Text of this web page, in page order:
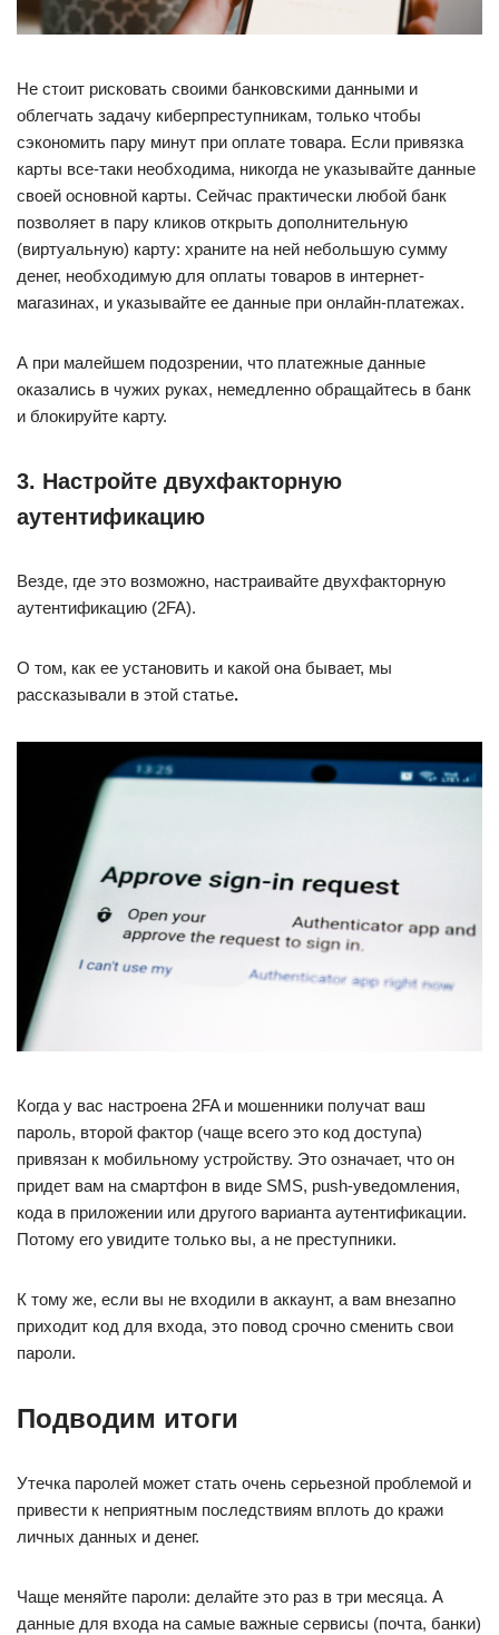
Не стоит рисковать своими банковскими данными и
облегчать задачу киберпреступникам, только чтобы
сэкономить пару минут при оплате товара. Если привязка
карты все-таки необходима, никогда не указывайте данные
своей основной карты. Сейчас практически любой банк
позволяет в пару кликов открыть дополнительную
(виртуальную) карту: храните на ней небольшую сумму
денег, необходимую для оплаты товаров в интернет-
магазинах, и указывайте ее данные при онлайн-платежах.
А при малейшем подозрении, что платежные данные
оказались в чужих руках, немедленно обращайтесь в банк
и блокируйте карту.
3. Настройте двухфакторную
аутентификацию
Везде, где это возможно, настраивайте двухфакторную
аутентификацию (2FA).
О том, как ее установить и какой она бывает, мы
рассказывали в этой статье.
Когда у вас настроена 2FA и мошенники получат ваш
пароль, второй фактор (чаще всего это код доступа)
привязан к мобильному устройству. Это означает, что он
придет вам на смартфон в виде SMS, push-уведомления,
кода в приложении или другого варианта аутентификации.
Потому его увидите только вы, а не преступники.
К тому же, если вы не входили в аккаунт, а вам внезапно
приходит код для входа, это повод срочно сменить свои
пароли.
Подводим итоги
Утечка паролей может стать очень серьезной проблемой и
привести к неприятным последствиям вплоть до кражи
личных данных и денег.
Чаще меняйте пароли: делайте это раз в три месяца. А
данные для входа на самые важные сервисы (почта, банки)